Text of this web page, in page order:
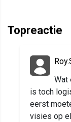
Topreactie
Wat
is toch
eerst
visies op